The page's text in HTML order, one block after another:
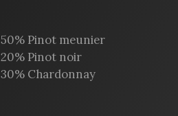
50% Pinot meunier
20% Pinot noir
30% Chardonnay